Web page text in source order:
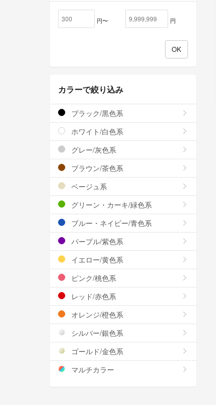
円〜 円
カラーで絞り込み
ブラック/黒色系
ホワイト/白色系
グレー/灰色系
ブラウン/茶色系
ベージュ系
グリーン・カーキ/緑色系
ブルー・ネイビー/青色系
パープル/紫色系
イエロー/黄色系
ピンク/桃色系
レッド/赤色系
オレンジ/橙色系
シルバー/銀色系
ゴールド/金色系
マルチカラー